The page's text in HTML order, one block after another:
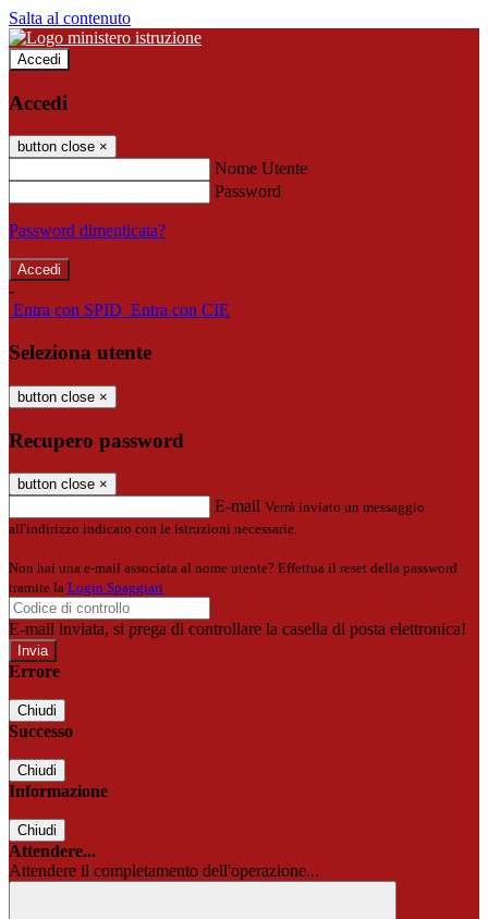
Salta al contenuto
Accedi
Accedi
button close ×
Nome Utente
Password
Password dimenticata?
-
Entra con SPID Entra con CIE
Seleziona utente
button close ×
Recupero password
button close ×
E-mail Verrà inviato un messaggio
all'indirizzo indicato con le istruzioni necessarie.
Non hai una e-mail associata al nome utente? Effettua il reset della password
tramite la Login Spaggiari
E-mail inviata, si prega di controllare la casella di posta elettronica!
Errore
Chiudi
Successo
Chiudi
Informazione
Chiudi
Attendere...
Attendere il completamento dell'operazione...